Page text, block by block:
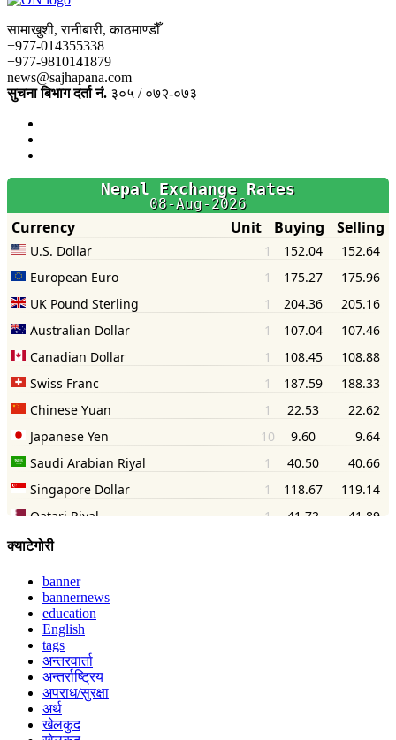
सामाखुशी, रानीबारी, काठमाण्डौँ
+977-014355338
+977-9810141879
news@sajhapana.com
सुचना बिभाग दर्ता नं. ३०५ / ०७२-०७३
क्याटेगोरी
banner
bannernews
education
English
tags
अन्तरवार्ता
अन्तर्राष्ट्रिय
अपराध/सुरक्षा
अर्थ
खेलकुद